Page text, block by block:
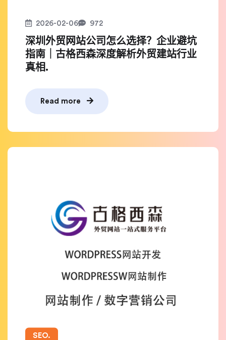
2026-02-06 972
深圳外贸网站公司怎么选择？企业避坑
指南｜古格西森深度解析外贸建站行业
真相.
Read more
SEO.